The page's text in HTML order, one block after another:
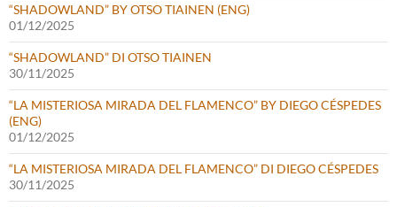
“SHADOWLAND” BY OTSO TIAINEN (ENG)
01/12/2025
“SHADOWLAND” DI OTSO TIAINEN
30/11/2025
“LA MISTERIOSA MIRADA DEL FLAMENCO” BY DIEGO CÉSPEDES
(ENG)
01/12/2025
“LA MISTERIOSA MIRADA DEL FLAMENCO” DI DIEGO CÉSPEDES
30/11/2025